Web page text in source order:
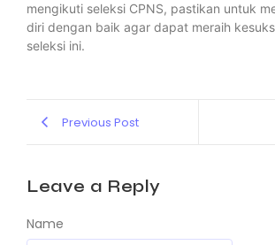
mengikuti seleksi CPNS, pastikan untuk
diri dengan baik agar dapat meraih
seleksi ini.
Previous Post
Leave a Reply
Name